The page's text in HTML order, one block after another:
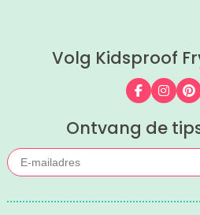
Volg Kidsproof
Volg ons
Volg
Ontvang de